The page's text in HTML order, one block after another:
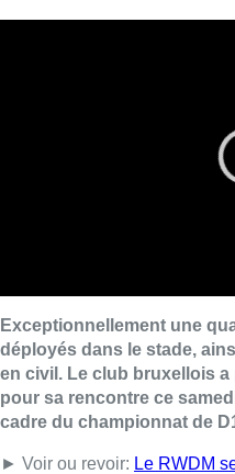
cadre du championnat de
Le RWDM
Un match considéré comme
échauffourées avaient en
Les supporters
déplacement à Liège avant
restreint. Refusant de trier
décidé unanimement de ne
Ce samedi soir, c’est donc la